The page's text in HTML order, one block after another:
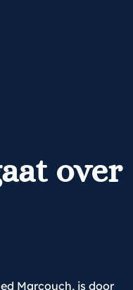
over
Marcouch, is door